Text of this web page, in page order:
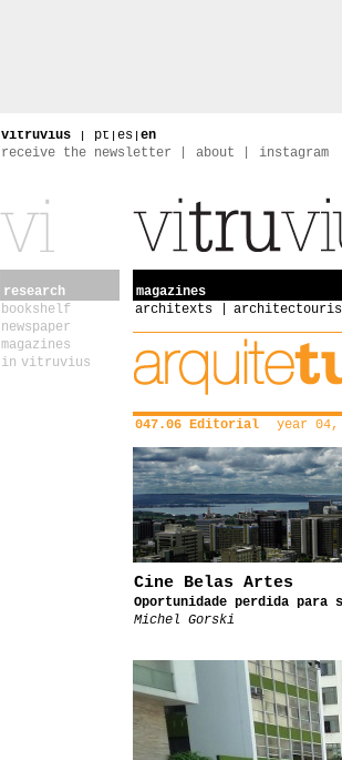
vitruvius | pt | es | en
receive the newsletter
about instagram
research
bookshelf
newspaper
magazines
in vitruvius
magazines
architexts
047.06 Editorial
year
Cine Belas Artes
Oportunidade perdida
Michel Gorski